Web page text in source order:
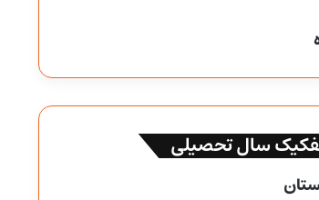
سال تحصیلی